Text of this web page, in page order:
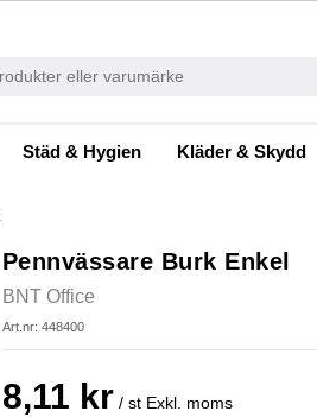
Städ & Hygien Kläder & Skydd
Pennvässare Burk Enkel
BNT Office
Art.nr: 448400
8,11 kr / st Exkl. moms